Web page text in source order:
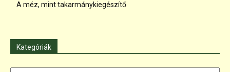
A méz, mint takarmánykiegészítő
Kategóriák
Kategóriák